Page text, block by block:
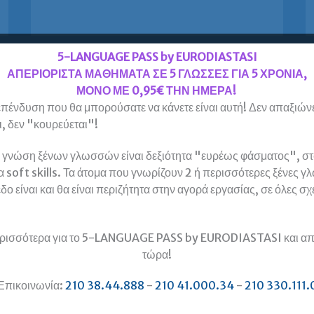
και
προσφορές
για
προετοιμασία
Lower
Michigan
ταχύρρυθμα
τμήματα
ενηλίκων
ΣΗΜΑΝΤΙΚΗ ΑΛΛΑΓΗ ΣΤΙΣ
LOWER MICHIGAN (ECCE)
5-LANGUAGE PASS by EURODIASTASI
ΑΠΕΡΙΟΡΙΣΤΑ ΜΑΘΗΜΑΤΑ ΣΕ 5 ΓΛΩΣΣΕΣ ΓΙΑ 5 ΧΡΟΝΙΑ,
ΜΟΝΟ ΜΕ 0,95€ ΤΗΝ ΗΜΕΡΑ!
που θα μπορούσατε να κάνετε είναι αυτή! Δεν
δεν "κουρεύεται"!
ξένων γλωσσών είναι δεξιότητα "ευρέως φάσματος",
soft skills. Τα άτομα που γνωρίζουν 2 ή περισσότερες ξένες
είναι και θα είναι περιζήτητα στην αγορά εργασίας, σε όλες
για το 5-LANGUAGE PASS by EURODIASTASI και
τώρα!
210 38.44.888 - 210 41.000.34- 210